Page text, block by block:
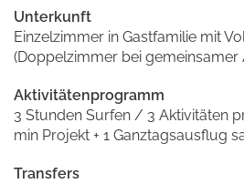
Unterkunft
Einzelzimmer in Gastfamilie mit
(Doppelzimmer bei gemeinsamer
Aktivitätenprogramm
3 Stunden Surfen / 3 Aktivitäten
min Projekt + 1 Ganztagsausflug
Transfers